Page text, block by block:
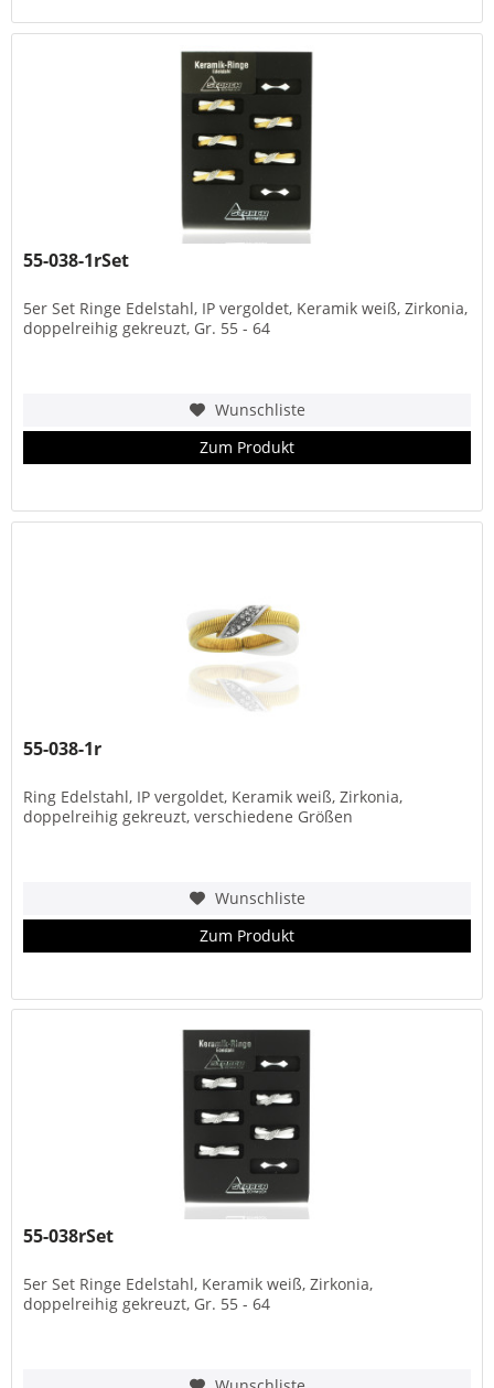
55-038-1rSet
5er Set Ringe Edelstahl, IP vergoldet, Keramik weiß, Zirkonia,
doppelreihig gekreuzt, Gr. 55 - 64
Wunschliste
Zum Produkt
55-038-1r
Ring Edelstahl, IP vergoldet, Keramik weiß, Zirkonia,
doppelreihig gekreuzt, verschiedene Größen
Wunschliste
Zum Produkt
55-038rSet
5er Set Ringe Edelstahl, Keramik weiß, Zirkonia,
doppelreihig gekreuzt, Gr. 55 - 64